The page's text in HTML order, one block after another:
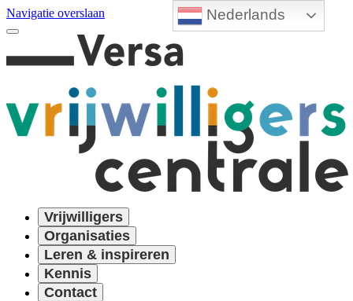
Nederlands
Navigatie overslaan
Vrijwilligers
Organisaties
Leren & inspireren
Kennis
Contact